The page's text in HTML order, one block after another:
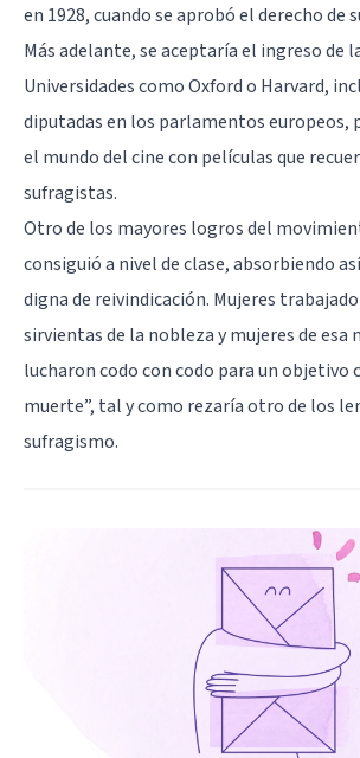
en 1928, cuando se aprobó el derecho de
Más adelante, se aceptaría el ingreso de
Universidades como Oxford o Harvard,
diputadas en los parlamentos europeos,
el mundo del cine con películas que
sufragistas.
Otro de los mayores logros del
consiguió a nivel de clase, absorbiendo
digna de reivindicación. Mujeres
sirvientas de la nobleza y mujeres de esa
lucharon codo con codo para un objetivo
muerte”, tal y como rezaría otro de los
sufragismo.